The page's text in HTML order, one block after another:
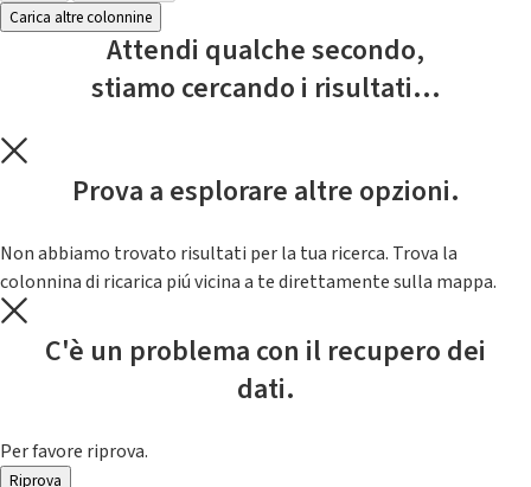
Carica altre colonnine
Attendi qualche secondo,
stiamo cercando i risultati...
Prova a esplorare altre opzioni.
Non abbiamo trovato risultati per la tua ricerca. Trova la
colonnina di ricarica piú vicina a te direttamente sulla mappa.
C'è un problema con il recupero dei
dati.
Per favore riprova.
Riprova